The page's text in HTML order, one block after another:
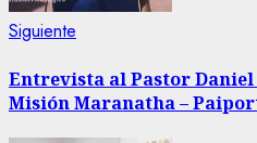
Siguiente
Entrevista al Pastor Daniel
Misión Maranatha –